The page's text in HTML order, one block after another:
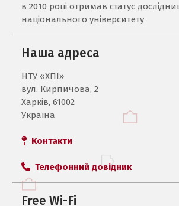
в 2010 році отримав статус
національного університету
Наша адреса
НТУ «ХПI»
вул. Кирпичова, 2
Харків, 61002
Україна
Контакти
Телефонний довідник
Free Wi-Fi